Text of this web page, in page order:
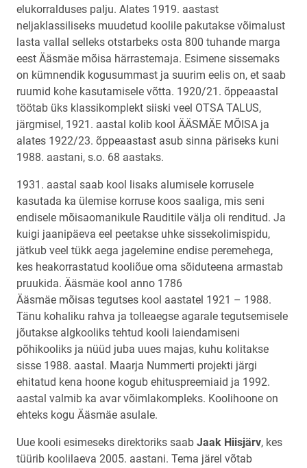
elukorralduses palju. Alates 1919. aastast
neljaklassiliseks muudetud koolile pakutakse võimalust
lasta vallal selleks otstarbeks osta 800 tuhande marga
eest Ääsmäe mõisa härrastemaja. Esimene sissemaks
on kümnendik kogusummast ja suurim eelis on, et saab
ruumid kohe kasutamisele võtta. 1920/21. õppeaastal
töötab üks klassikomplekt siiski veel OTSA TALUS,
järgmisel, 1921. aastal kolib kool ÄÄSMÄE MÕISA ja
alates 1922/23. õppeaastast asub sinna päriseks kuni
1988. aastani, s.o. 68 aastaks.
1931. aastal saab kool lisaks alumisele korrusele
kasutada ka ülemise korruse koos saaliga, mis seni
endisele mõisaomanikule Rauditile välja oli renditud. Ja
kuigi jaanipäeva eel peetakse uhke sissekolimispidu,
jätkub veel tükk aega jagelemine endise peremehega,
kes heakorrastatud kooliõue oma sõiduteena armastab
pruukida. Ääsmäe kool anno 1786
Ääsmäe mõisas tegutses kool aastatel 1921 – 1988.
Tänu kohaliku rahva ja tolleaegse agarale tegutsemisele
jõutakse algkooliks tehtud kooli laiendamiseni
põhikooliks ja nüüd juba uues majas, kuhu kolitakse
sisse 1988. aastal. Maarja Nummerti projekti järgi
ehitatud kena hoone kogub ehituspreemiaid ja 1992.
aastal valmib ka avar võimlakompleks. Koolihoone on
ehteks kogu Ääsmäe asulale.
Uue kooli esimeseks direktoriks saab Jaak Hiisjärv, kes
tüürib koolilaeva 2005. aastani. Tema järel võtab